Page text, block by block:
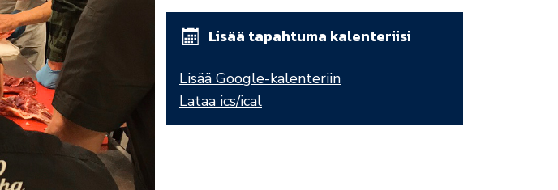
Lisää tapahtuma kalenteriisi
Lisää Google-kalenteriin
Lataa ics/ical